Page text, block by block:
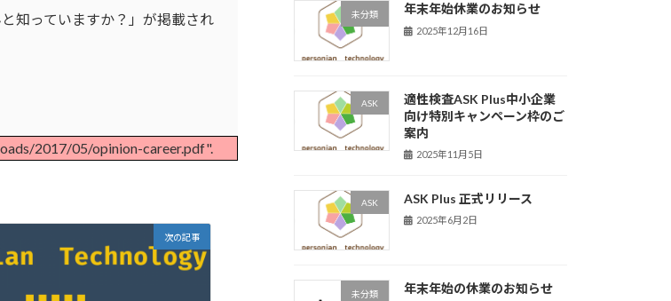
知っていますか？」が掲載され
2017/05/opinion-career.pdf".
次の記事
未分類 年末年始休業のお知らせ
2025年12月16日
ASK
適性検査ASK Plus中小企業
向け特別キャンペーン枠のご
案内
2025年11月5日
ASK ASK Plus 正式リリース
2025年6月2日
未分類 年末年始の休業のお知らせ